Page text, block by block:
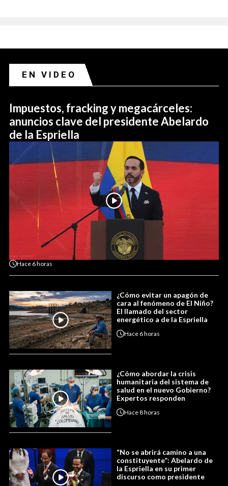
EN VIDEO
Impuestos, fracking y megacárceles:
anuncios clave del presidente Abelardo
de la Espriella
Hace 6 horas
¿Cómo evitar un apagón de
cara al fenómeno de El Niño?
El llamado del sector
energético a de la Espriella
Hace 6 horas
¿Cómo abordar la crisis
humanitaria del sistema de
salud en el nuevo Gobierno?
Expertos responden
Hace8 horas
“No se abrirá camino a una
constituyente”: Abelardo de
la Espriella en su primer
discurso como presidente